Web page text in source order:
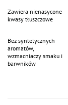
odgrywających
- zawiera
- zawiera zestaw
- jest opracowana
- nie zawiera
- wchodzący w skład
minerałów i reguluje
Zawiera nienasycone
kwasy tłuszczowe
Bez syntetycznych
aromatów,
wzmacniaczy smaku i
barwników